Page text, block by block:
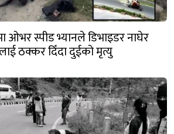
ओभर स्पीड भ्यानले डिभाइडर नाघेर
ठक्कर दिँदा दुईको मृत्यु